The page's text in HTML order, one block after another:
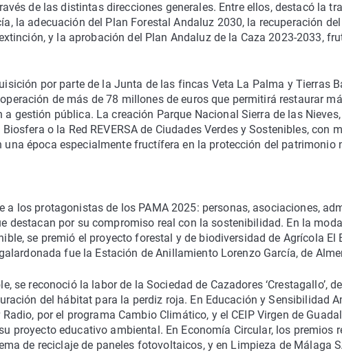
de las distintas direcciones generales. Entre ellos, destacó la
la adecuación del Plan Forestal Andaluz 2030, la recuperación
y la aprobación del Plan Andaluz de la Caza 2023-2033,
por parte de la Junta de las fincas Veta La Palma y Tierras
de más de 78 millones de euros que permitirá restaurar
a gestión pública. La creación Parque Nacional Sierra de las
o la Red REVERSA de Ciudades Verdes y Sostenibles, con
época especialmente fructífera en la protección del patrimonio
a los protagonistas de los PAMA 2025: personas, asociaciones,
destacan por su compromiso real con la sostenibilidad. En la
se premió el proyecto forestal y de biodiversidad de Agrícola El
fue la Estación de Anillamiento Lorenzo García, de
se reconoció la labor de la Sociedad de Cazadores ‘Crestagallo’,
del hábitat para la perdiz roja. En Educación y Sensibilidad
por el programa Cambio Climático, y el CEIP Virgen de
proyecto educativo ambiental. En Economía Circular, los premios
de reciclaje de paneles fotovoltaicos, y en Limpieza de Málaga